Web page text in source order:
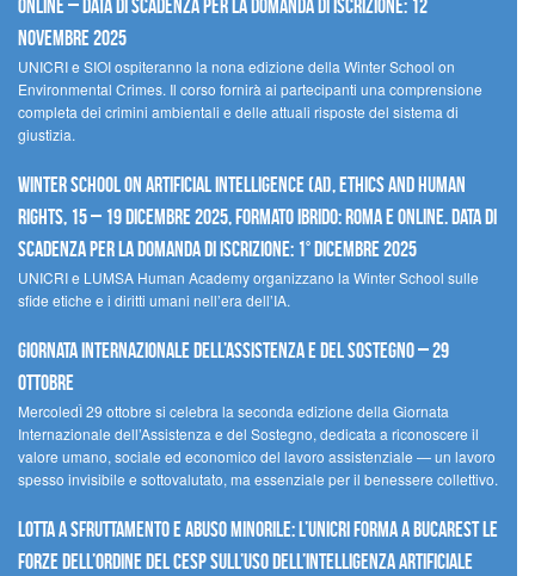
Online – Data di scadenza per la domanda di iscrizione: 12
novembre 2025
UNICRI e SIOI ospiteranno la nona edizione della Winter School on
Environmental Crimes. Il corso fornirà ai partecipanti una comprensione
completa dei crimini ambientali e delle attuali risposte del sistema di
giustizia.
Winter School on Artificial Intelligence (AI), Ethics and Human
Rights, 15 – 19 dicembre 2025, Formato Ibrido: Roma e online. Data di
scadenza per la domanda di iscrizione: 1° dicembre 2025
UNICRI e LUMSA Human Academy organizzano la Winter School sulle
sfide etiche e i diritti umani nell’era dell’IA.
Giornata internazionale dell’assistenza e del sostegno – 29
ottobre
MercoledÌ 29 ottobre si celebra la seconda edizione della Giornata
Internazionale dell’Assistenza e del Sostegno, dedicata a riconoscere il
valore umano, sociale ed economico del lavoro assistenziale — un lavoro
spesso invisibile e sottovalutato, ma essenziale per il benessere collettivo.
Lotta a sfruttamento e abuso minorile: l’UNICRI forma a Bucarest le
forze dell’ordine del CESP sull’uso dell’Intelligenza Artificiale